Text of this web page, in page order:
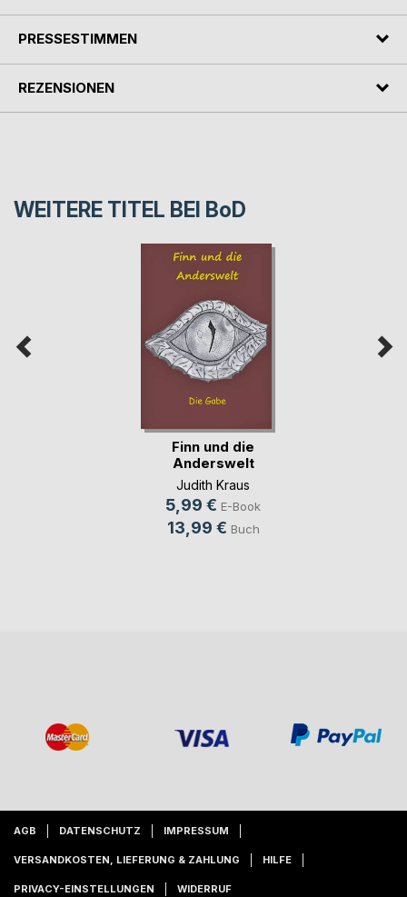
PRESSESTIMMEN
REZENSIONEN
WEITERE TITEL BEI BoD
Finn und die
Anderswelt
Judith Kraus
5,99 € E-Book
13,99 € Buch
AGB DATENSCHUTZ IMPRESSUM
VERSANDKOSTEN, LIEFERUNG & ZAHLUNG HILFE
PRIVACY-EINSTELLUNGEN WIDERRUF